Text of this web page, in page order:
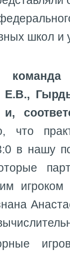
школ
Е.В.,
что
в нашу
игроком